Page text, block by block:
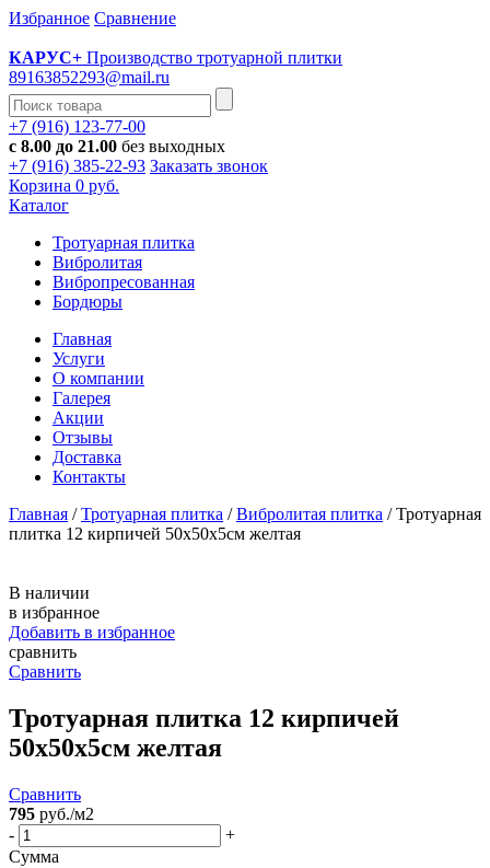
Избранное Cравнение
КАРУС+ Производство тротуарной плитки
89163852293@mail.ru
+7 (916) 123-77-00
с 8.00 до 21.00 без выходных
+7 (916) 385-22-93 Заказать звонок
Корзина 0 руб.
Каталог
Тротуарная плитка
Вибролитая
Вибропресованная
Бордюры
Главная
Услуги
О компании
Галерея
Акции
Отзывы
Доставка
Контакты
Главная /Тротуарная плитка /Вибролитая плитка / Тротуарная
плитка 12 кирпичей 50х50х5см желтая
В наличии
в избранное
Добавить в избранное
сравнить
Сравнить
Тротуарная плитка 12 кирпичей
50х50х5см желтая
Сравнить
795 руб./м2
-
+
Сумма